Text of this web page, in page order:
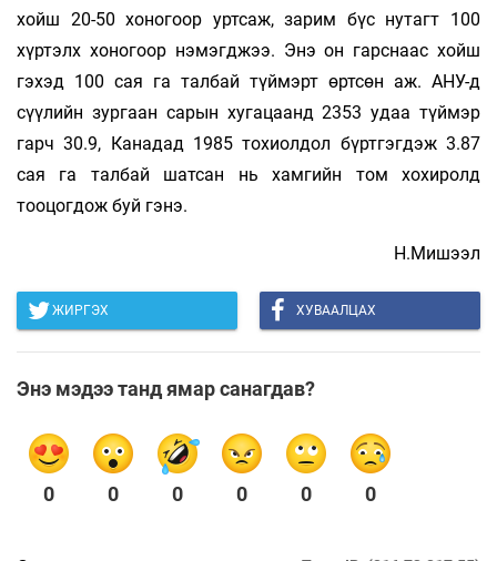
хойш 20-50 хоногоор уртсаж, зарим бүс нутагт 100
хүртэлх хоногоор нэмэгджээ. Энэ он гарснаас хойш
гэхэд 100 сая га талбай түймэрт өртсөн аж. АНУ-д
сүүлийн зургаан сарын хугацаанд 2353 удаа түймэр
гарч 30.9, Канадад 1985 тохиолдол бүртгэгдэж 3.87
сая га талбай шатсан нь хамгийн том хохиролд
тооцогдож буй гэнэ.
Н.Мишээл
ЖИРГЭХ ХУВААЛЦАХ
Энэ мэдээ танд ямар санагдав?
0 0 0 0 0 0